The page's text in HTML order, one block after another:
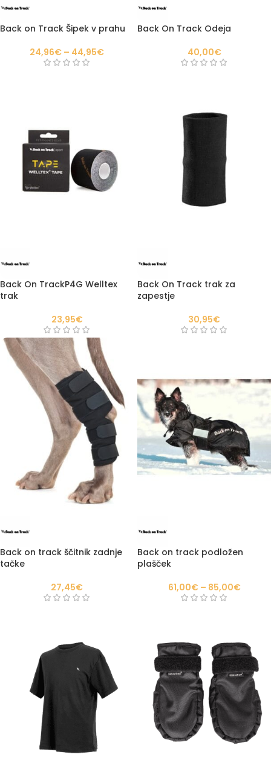
Back on Track Šipek v prahu
24,96€ – 44,95€
Back On Track Odeja
40,00€
Back On TrackP4G Welltex
trak
23,95€
Back On Track trak za
zapestje
30,95€
Back on track ščitnik zadnje
tačke
27,45€
Back on track podložen
plašček
61,00€ – 85,00€